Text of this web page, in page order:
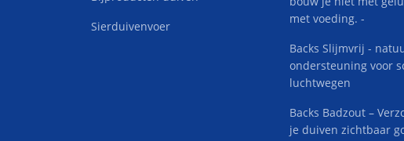
Sierduivenvoer
met voeding. -
Backs Slijmvrij -
ondersteuning voor
luchtwegen
Backs Badzout –
je duiven zichtbaar